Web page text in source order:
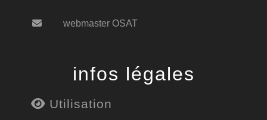
webmaster OSAT
infos légales
Utilisation